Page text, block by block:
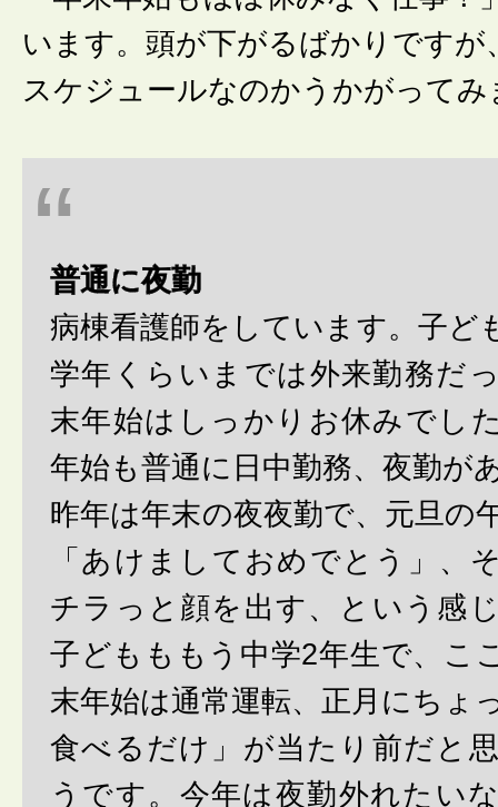
います。頭が下がるばかりですが
スケジュールなのかうかがってみ
普通に夜勤
病棟看護師をしています。子ど
学年くらいまでは外来勤務だ
末年始はしっかりお休みでし
年始も普通に日中勤務、夜勤が
昨年は年末の夜夜勤で、元旦の
「あけましておめでとう」、
チラっと顔を出す、という感
子どもももう中学2年生で、こ
末年始は通常運転、正月にちょ
食べるだけ」が当たり前だと
うです。今年は夜勤外れたい